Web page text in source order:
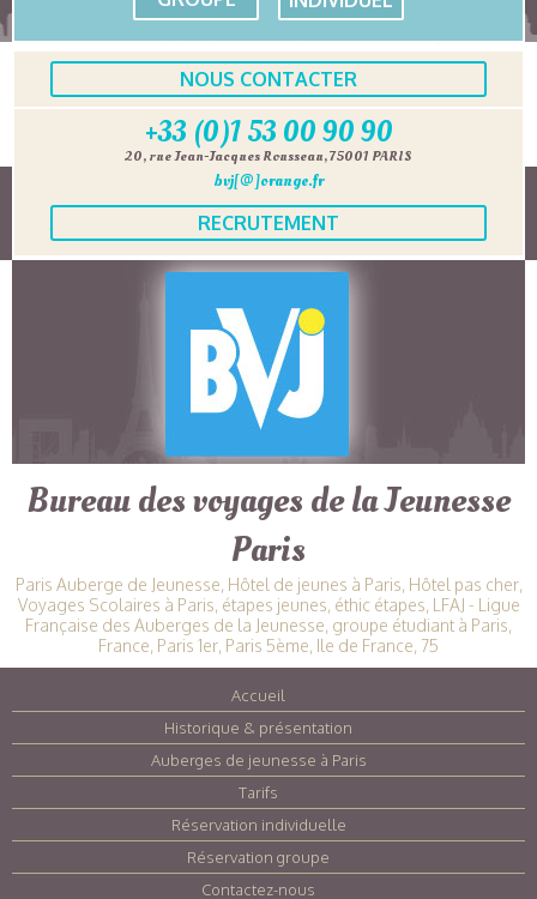
NOUS CONTACTER
+33 (0)1 53 00 90 90
20, rue Jean-Jacques Rousseau, 75001 PARIS
bvj[@]orange.fr
RECRUTEMENT
Bureau des voyages de la Jeunesse
Paris
Paris Auberge de Jeunesse, Hôtel de jeunes à Paris, Hôtel pas cher,
Voyages Scolaires à Paris, étapes jeunes, éthic étapes, LFAJ - Ligue
Française des Auberges de la Jeunesse, groupe étudiant à Paris,
France, Paris 1er, Paris 5ème, Ile de France, 75
Accueil
Historique & présentation
Auberges de jeunesse à Paris
Tarifs
Réservation individuelle
Réservation groupe
Contactez-nous